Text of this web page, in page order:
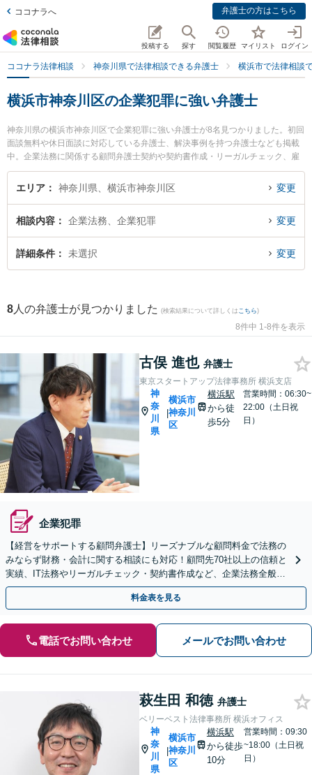
ココナラへ 弁護士の方はこちら
投稿する 探す 閲覧履歴 マイリスト ログイン
ココナラ法律相談 神奈川県で法律相談できる弁護士 横浜市で法律相談
横浜市神奈川区の企業犯罪に強い弁護士
神奈川県の横浜市神奈川区で企業犯罪に強い弁護士が8名見つかりました。初回
面談無料や休日面談に対応している弁護士、解決事例を持つ弁護士なども掲載
中。企業法務に関係する顧問弁護士契約や契約書作成・リーガルチェック、雇
用契約書・就業規則作成等の細かな分野での絞り込み検索もでき便利です。特
に東京スタートアップ法律事務所 横浜支店の古俣 進也弁護士やベリーベスト法
目されています。『横浜市神奈川区で土日や夜間に発生した企業犯罪のトラブ
ルを今すぐに弁護士に相談したい』『企業犯罪のトラブル解決の実績豊富な近
くの弁護士を検索したい』『初回相談無料で企業犯罪を法律相談できる横浜市
エリア 神奈川県、横浜市神奈川区 変更
相談内容 企業法務、企業犯罪 変更
詳細条件 未選択 変更
8 人の弁護士が見つかりました (検索結果について詳しくは こちら)
8件中 1-8件を表示
古俣 進也 弁護士
東京スタートアップ法律事務所 横浜支店
神
奈
川
県
|
横浜市
神奈川
区
横浜駅
から徒
歩5分
営業時間：06:30~
22:00（土日祝
日）
企業犯罪
【経営をサポートする顧問弁護士】リーズナブルな顧問料金で法務の
みならず財務・会計に関する相談にも対応！顧問先70社以上の信頼と
実績、IT法務やリーガルチェック・契約書作成など、企業法務全般に
ついてお気軽にご相談ください。
料金表を見る
電話でお問い合わせ メールでお問い合わせ
萩生田 和徳 弁護士
ベリーベスト法律事務所 横浜オフィス
神
奈
川
県
|
横浜市
神奈川
区
横浜駅
から徒歩
10分
営業時間：09:30
~18:00（土日祝
日）